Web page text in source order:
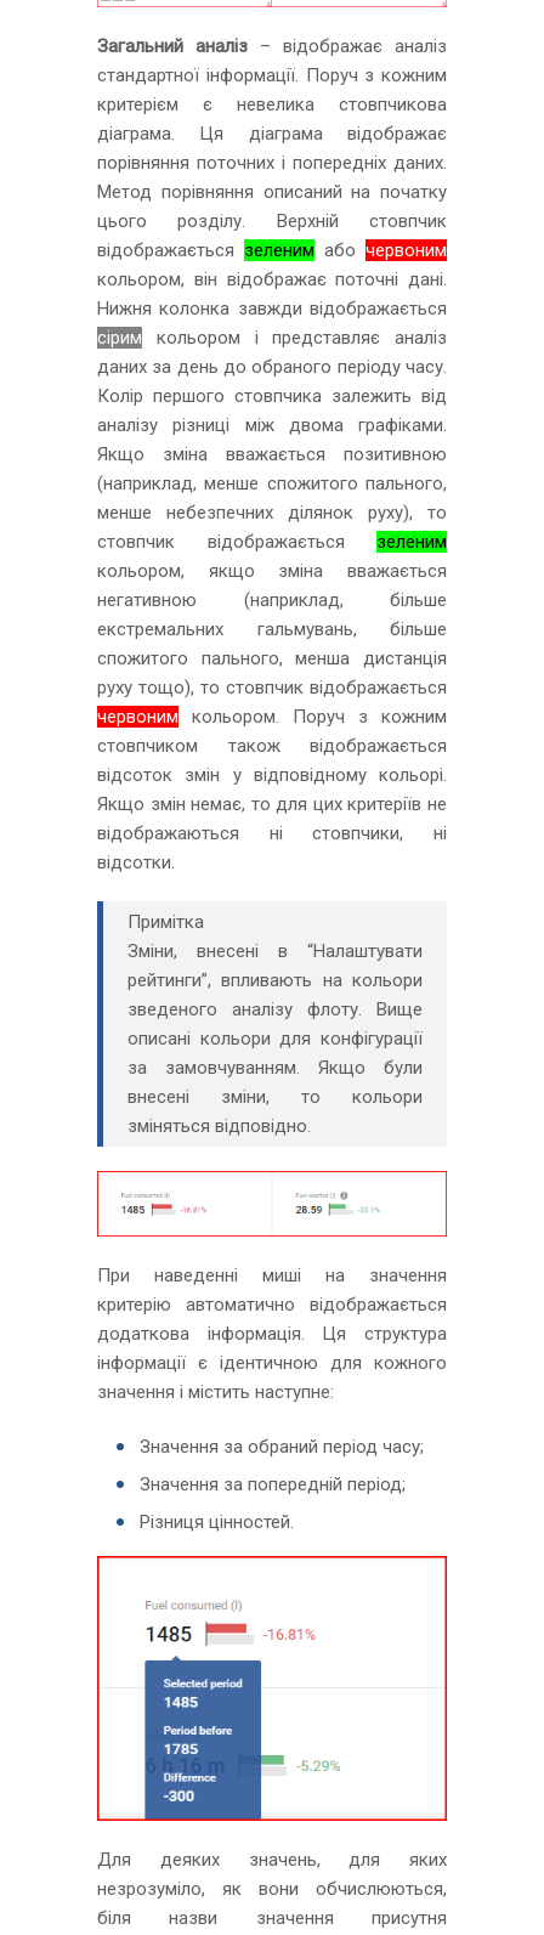
Загальний аналіз – відображає аналіз
стандартної інформації. Поруч з кожним
критерієм є невелика стовпчикова
діаграма. Ця діаграма відображає
порівняння поточних і попередніх даних.
Метод порівняння описаний на початку
цього розділу. Верхній стовпчик
відображається зеленим або червоним
кольором, він відображає поточні дані.
Нижня колонка завжди відображається
сірим кольором і представляє аналіз
даних за день до обраного періоду часу.
Колір першого стовпчика залежить від
аналізу різниці між двома графіками.
Якщо зміна вважається позитивною
(наприклад, менше спожитого пального,
менше небезпечних ділянок руху), то
стовпчик відображається зеленим
кольором, якщо зміна вважається
негативною (наприклад, більше
екстремальних гальмувань, більше
спожитого пального, менша дистанція
руху тощо), то стовпчик відображається
червоним кольором. Поруч з кожним
стовпчиком також відображається
відсоток змін у відповідному кольорі.
Якщо змін немає, то для цих критеріїв не
відображаються ні стовпчики, ні
відсотки.
Примітка
Зміни, внесені в “Налаштувати
рейтинги”, впливають на кольори
зведеного аналізу флоту. Вище
описані кольори для конфігурації
за замовчуванням. Якщо були
внесені зміни, то кольори
зміняться відповідно.
При наведенні миші на значення
критерію автоматично відображається
додаткова інформація. Ця структура
інформації є ідентичною для кожного
значення і містить наступне:
Значення за обраний період часу;
Значення за попередній період;
Різниця цінностей.
Для деяких значень, для яких
незрозуміло, як вони обчислюються,
біля назви значення присутня